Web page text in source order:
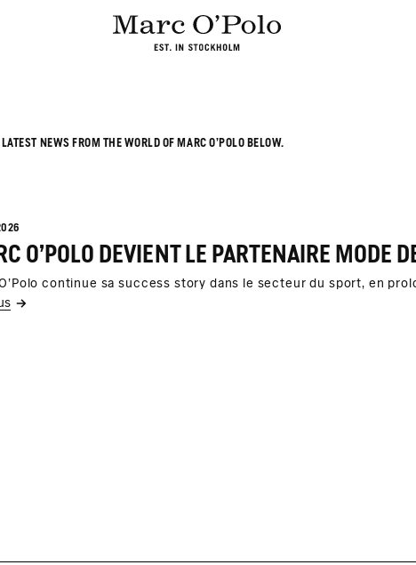
NEWS FROM THE WORLD OF MARC O’POLO BELOW.
O'POLO DEVIENT LE PARTENAIRE MODE
continue sa success story dans le secteur du sport, en